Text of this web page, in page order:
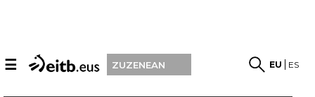
☰ ZUZENEAN EU ES